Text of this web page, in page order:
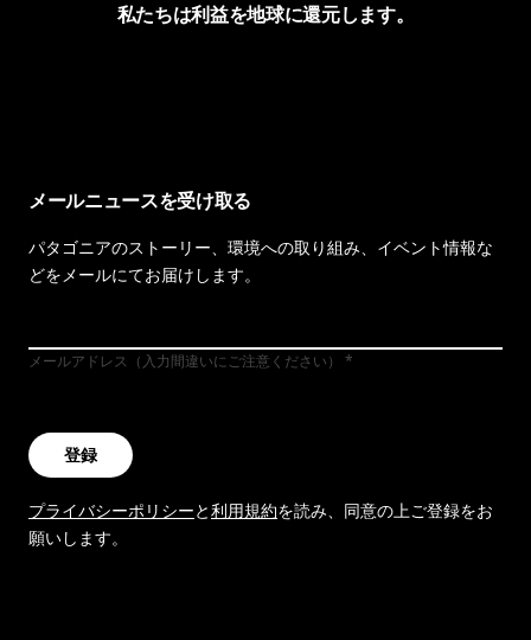
私たちは利益を地球に還元します。
メールニュースを受け取る
パタゴニアのストーリー、環境への取り組み、イベント情報な
どをメールにてお届けします。
メールアドレス（入力間違いにご注意ください）
登録
プライバシーポリシーと利用規約を読み、同意の上ご登録をお
願いします。